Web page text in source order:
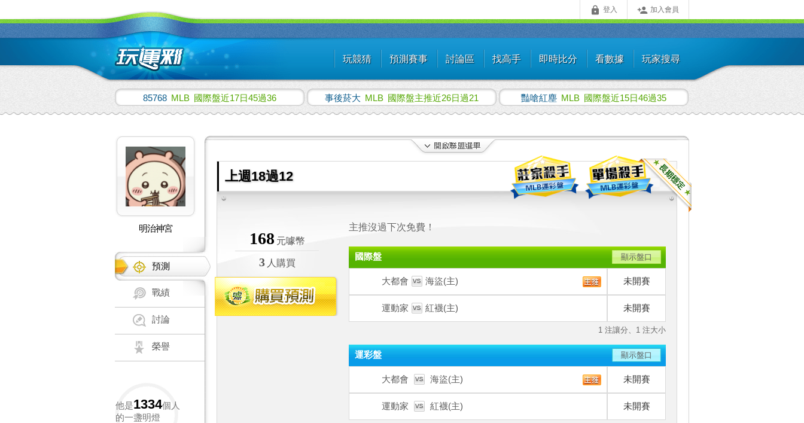
玩競猜 預測賽事 討論區 找高手 即時比分 看數據 玩家搜尋
 登入  加入會員
85768 MLB 國際盤近17日45過36 事後菸大 MLB 國際盤主推近26日過21 豔嗆紅塵 MLB 國際盤近15日46過35
明治神宮
預測
戰績
討論
榮譽
他是1334個人
的一盞明燈
上週18過12
168 元噱幣
3 人購買
主推沒過下次免費！
國際盤 顯示盤口
大都會 海盜(主) 未開賽
運動家 紅襪(主) 未開賽
1 注讓分、1 注大小
運彩盤 顯示盤口
大都會 海盜(主) 未開賽
運動家 紅襪(主) 未開賽